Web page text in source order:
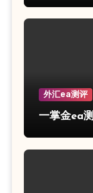
外汇ea测评
一掌金ea